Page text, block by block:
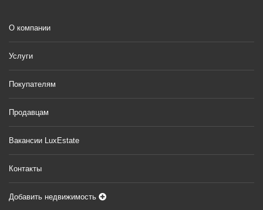
О компании
Услуги
Покупателям
Продавцам
Вакансии LuxEstate
Контакты
Добавить недвижимость